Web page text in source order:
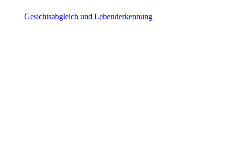
Gesichtsabgleich und Lebenderkennung